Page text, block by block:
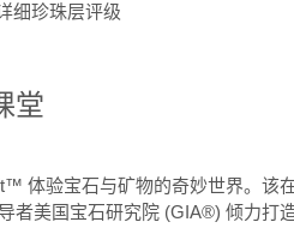
细珍珠层评级
堂
体验宝石与矿物的奇妙世界。该
者美国宝石研究院 (GIA®) 倾力打造